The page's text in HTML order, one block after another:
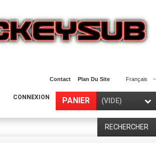
Français
Contact Plan Du Site
PANIER (VIDE)
CONNEXION
RECHERCHER